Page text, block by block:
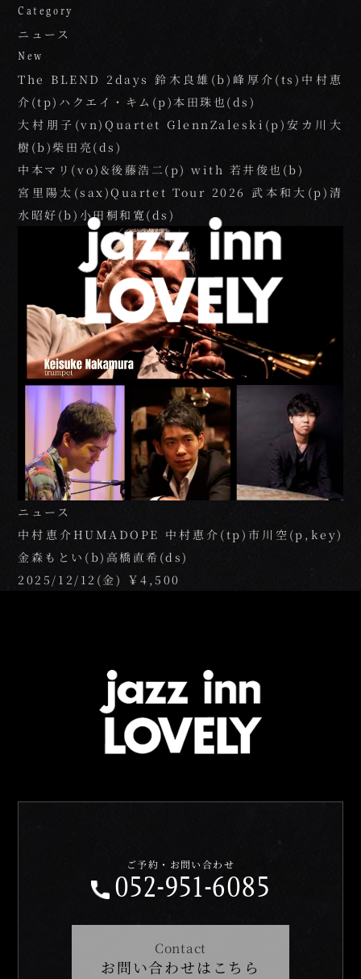
Home
02. Beginner's Guide
03. Live Schedule
04. Food＆Drink
Floor Guide
06. Access
ご予約の前に よくあるご質問
姉妹店のご案内
Category
ニュース
New
The BLEND 2days 鈴木良雄(b)峰厚介(ts)中村恵
介(tp)ハクエイ・キム(p)本田珠也(ds)
大村朋子(vn)Quartet GlennZaleski(p)安カ川大
樹(b)柴田亮(ds)
中本マリ(vo)&後藤浩二(p) with 若井俊也(b)
宮里陽太(sax)Quartet Tour 2026 武本和大(p)清
水昭好(b)小田桐和寛(ds)
ニュース
中村恵介HUMADOPE 中村恵介(tp)市川空(p,key)
金森もとい(b)高橋直希(ds)
2025/12/12(金) ￥4,500
ご予約・お問い合わせ
052-951-6085
Contact
お問い合わせはこちら